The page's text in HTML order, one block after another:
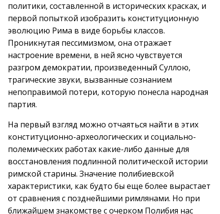
политики, составленной в исторических красках, и
первой попыткой изобразить конституционную
эволюцию Рима в виде борьбы классов.
Проникнутая пессимизмом, она отражает
настроение времени, в ней ясно чувствуется
разгром демократии, произведенный Суллою,
трагические звуки, вызванные сознанием
непоправимой потери, которую понесла народная
партия.
На первый взгляд можно отчаяться найти в этих
конституционно-археологических и социально-
полемических работах какие-либо данные для
восстановления подлинной политической истории
римской старины. Значение полибиевской
характеристики, как будто бы еще более вырастает
от сравнения с позднейшими римлянами. Но при
ближайшем знакомстве с очерком Полибия нас